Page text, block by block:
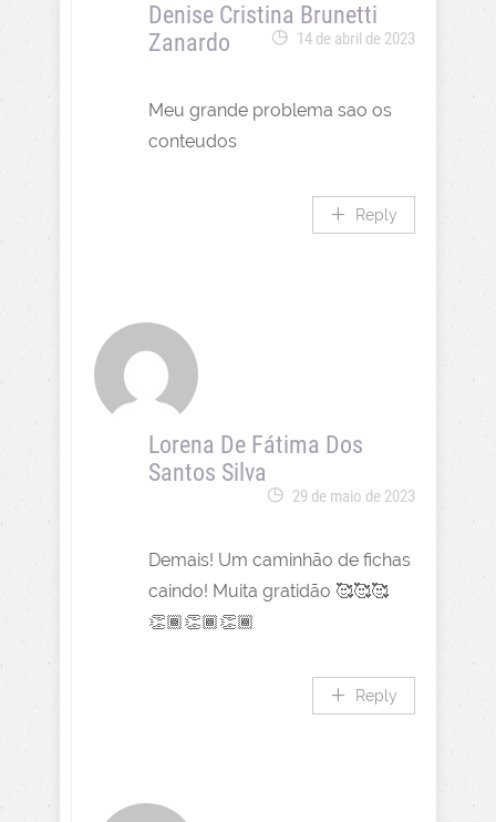
Denise Cristina Brunetti
Zanardo
14 de abril de 2023
Meu grande problema sao os
conteudos
Reply
Lorena De Fátima Dos
Santos Silva
29 de maio de 2023
Demais! Um caminhão de fichas
caindo! Muita gratidão 🥰🥰🥰
👏🏾👏🏾👏🏾
Reply